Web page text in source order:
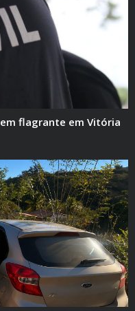
flagrante em Vitória